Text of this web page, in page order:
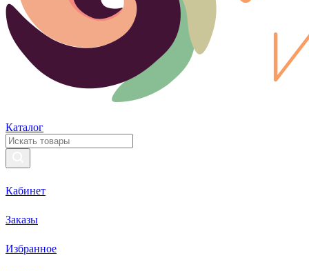
Каталог
Кабинет
Заказы
Избранное